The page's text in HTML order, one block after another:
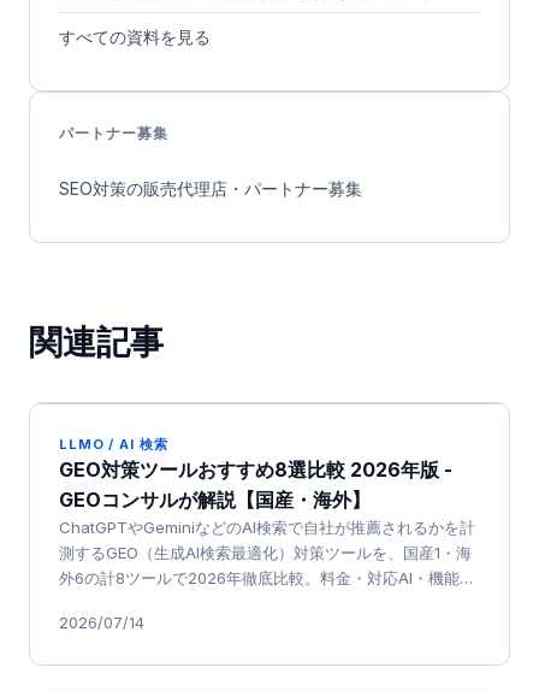
すべての資料を見る
パートナー募集
SEO対策の販売代理店・パートナー募集
関連記事
LLMO / AI 検索
GEO対策ツールおすすめ8選比較 2026年版 -
GEOコンサルが解説【国産・海外】
ChatGPTやGeminiなどのAI検索で自社が推薦されるかを計
測するGEO（生成AI検索最適化）対策ツールを、国産1・海
外6の計8ツールで2026年徹底比較。料金・対応AI・機能・
2026/07/14